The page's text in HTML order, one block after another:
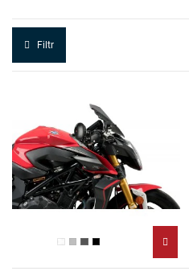
Filtr
Przezroczysty (W)
Lekko przyciemniany (H)
Mocno przyciemniany (F)
Czarny (N)